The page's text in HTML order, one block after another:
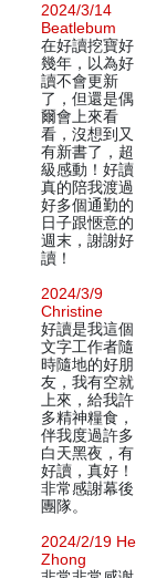
2024/3/14
Beatlebum
在好讀挖寶好
幾年，以為好
讀不會更新
了，但還是偶
爾會上來看
看，沒想到又
有新書了，超
級感動！好讀
真的陪我渡過
好多個通勤的
日子跟愜意的
週末，謝謝好
讀！
2024/3/9
Christine
好讀是我這個
文字工作者隨
時隨地的好朋
友，我有空就
上來，給我許
多精神糧食，
伴我度過許多
白天黑夜，有
好讀，真好！
非常感謝幕後
團隊。
2024/2/19 He
Zhong